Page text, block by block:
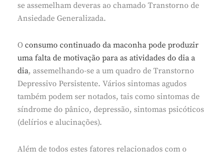
se assemelham deveras ao chamado Transtorno de
Ansiedade Generalizada.
O consumo continuado da maconha pode produzir
uma falta de motivação para as atividades do dia a
dia, assemelhando-se a um quadro de Transtorno
Depressivo Persistente. Vários sintomas agudos
também podem ser notados, tais como sintomas de
síndrome do pânico, depressão, sintomas psicóticos
(delírios e alucinações).
Além de todos estes fatores relacionados com o